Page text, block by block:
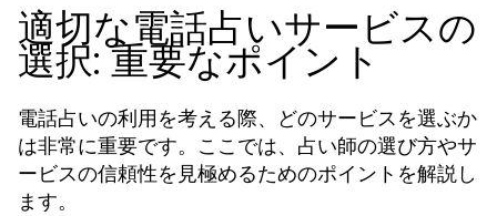
適切な電話占いサービスの
選択: 重要なポイント
電話占いの利用を考える際、どのサービスを選ぶか
は非常に重要です。ここでは、占い師の選び方やサ
ービスの信頼性を見極めるためのポイントを解説し
ます。